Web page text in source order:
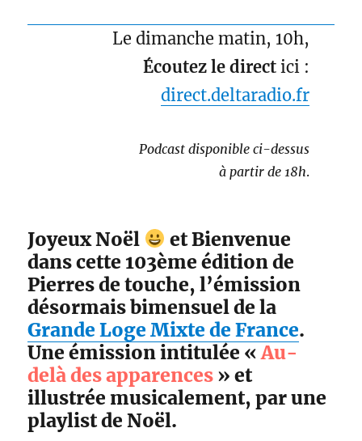
Le dimanche matin, 10h,
Écoutez le direct ici :
direct.deltaradio.fr
Podcast disponible ci-dessus
à partir de 18h.
Joyeux Noël
et Bienvenue
dans cette 103ème édition de
Pierres de touche, l’émission
désormais bimensuel de la
Grande Loge Mixte de France.
Une émission intitulée «Au-
delà des apparences » et
illustrée musicalement, par une
playlist de Noël.